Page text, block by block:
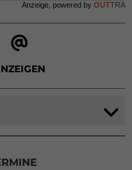
Anzeige, powered by OUTTRA